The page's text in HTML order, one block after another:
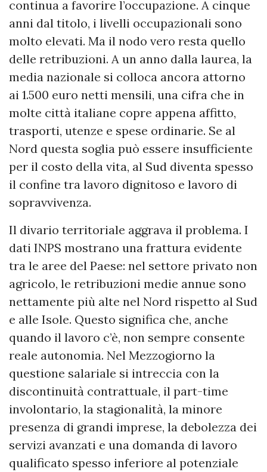
continua a favorire l’occupazione. A cinque
anni dal titolo, i livelli occupazionali sono
molto elevati. Ma il nodo vero resta quello
delle retribuzioni. A un anno dalla laurea, la
media nazionale si colloca ancora attorno
ai 1.500 euro netti mensili, una cifra che in
molte città italiane copre appena affitto,
trasporti, utenze e spese ordinarie. Se al
Nord questa soglia può essere insufficiente
per il costo della vita, al Sud diventa spesso
il confine tra lavoro dignitoso e lavoro di
sopravvivenza.
Il divario territoriale aggrava il problema. I
dati INPS mostrano una frattura evidente
tra le aree del Paese: nel settore privato non
agricolo, le retribuzioni medie annue sono
nettamente più alte nel Nord rispetto al Sud
e alle Isole. Questo significa che, anche
quando il lavoro c’è, non sempre consente
reale autonomia. Nel Mezzogiorno la
questione salariale si intreccia con la
discontinuità contrattuale, il part-time
involontario, la stagionalità, la minore
presenza di grandi imprese, la debolezza dei
servizi avanzati e una domanda di lavoro
qualificato spesso inferiore al potenziale